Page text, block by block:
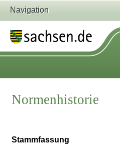
Navigation
Normenhistorie
Stammfassung